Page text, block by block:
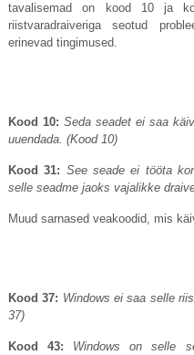
tavalisemad on kood 10 ja
riistvaradraiveriga seotud
erinevad tingimused.
Kood 10: Seda seadet ei saa
uuendada. (Kood ​​10)
Kood 31: See seade ei tööta
selle seadme jaoks vajalikke
Muud sarnased veakoodid, mis
Kood 37: Windows ei saa selle
37)
Kood 43:
Windows on selle